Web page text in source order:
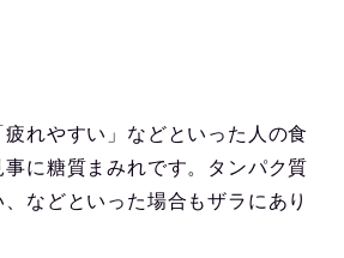
れやすい」などといった人の食
に糖質まみれです。タンパク質
などといった場合もザラにあり